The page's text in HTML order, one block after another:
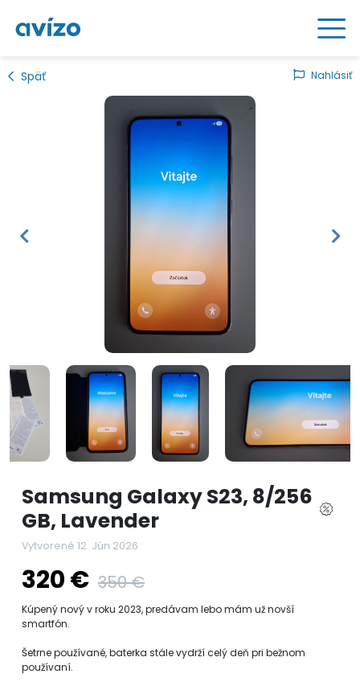
Späť Nahlásiť
Samsung Galaxy S23, 8/256
GB, Lavender
Vytvorené 12. Jún 2026
320 € 350 €
Kúpený nový v roku 2023, predávam lebo mám už novší
smartfón.
Šetrne používané, baterka stále vydrží celý deň pri bežnom
používaní.